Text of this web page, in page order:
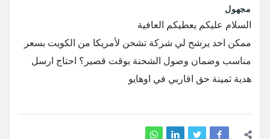
أمريكا
الاحدث
أسئلة
مجهول
السلام عليكم يعطيكم العافية
ممكن احد يرشح لي شركة تشحن لأمريكا من الكويت بسعر
مناسب وضمان وصول الشحنة بوقت قصير؟ احتاج ارسل
هدية ثمينة حق اقاربي في اوهايو